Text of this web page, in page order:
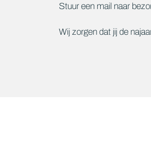
Stuur een mail naar
Wij zorgen dat jij de